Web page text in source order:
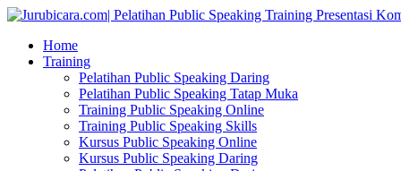
Home
Training
Pelatihan Public Speaking Daring
Pelatihan Public Speaking Tatap Muka
Training Public Speaking Online
Training Public Speaking Skills
Kursus Public Speaking Online
Kursus Public Speaking Daring